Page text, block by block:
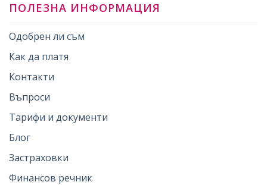
ПОЛЕЗНА ИНФОРМАЦИЯ
Одобрен ли съм
Как да платя
Контакти
Въпроси
Тарифи и документи
Блог
Застраховки
Финансов речник